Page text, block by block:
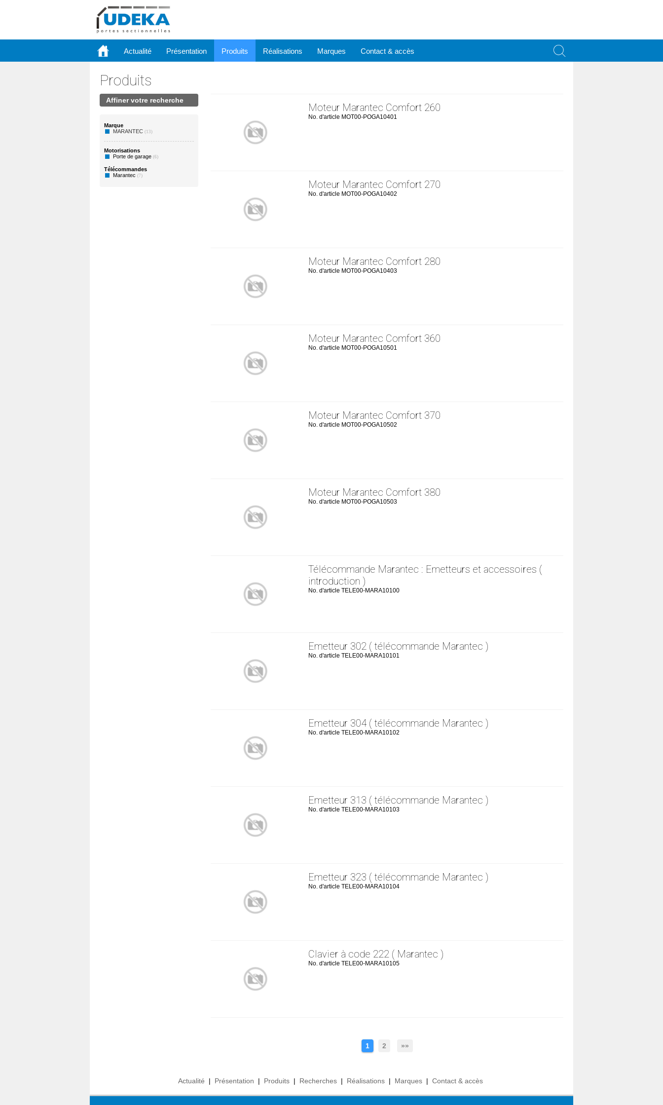
Actualité Présentation Produits Réalisations Marques Contact & accès
Produits
Affiner votre recherche
Marque
MARANTEC (13)
Motorisations
Porte de garage (6)
Télécommandes
Marantec (7)
Moteur Marantec Comfort 260
No. d'article MOT00-POGA10401
Moteur Marantec Comfort 270
No. d'article MOT00-POGA10402
Moteur Marantec Comfort 280
No. d'article MOT00-POGA10403
Moteur Marantec Comfort 360
No. d'article MOT00-POGA10501
Moteur Marantec Comfort 370
No. d'article MOT00-POGA10502
Moteur Marantec Comfort 380
No. d'article MOT00-POGA10503
Télécommande Marantec : Emetteurs et accessoires (
introduction )
No. d'article TELE00-MARA10100
Emetteur 302 ( télécommande Marantec )
No. d'article TELE00-MARA10101
Emetteur 304 ( télécommande Marantec )
No. d'article TELE00-MARA10102
Emetteur 313 ( télécommande Marantec )
No. d'article TELE00-MARA10103
Emetteur 323 ( télécommande Marantec )
No. d'article TELE00-MARA10104
Clavier à code 222 ( Marantec )
No. d'article TELE00-MARA10105
1 2 »»
Actualité | Présentation | Produits | Recherches | Réalisations | Marques | Contact & accès